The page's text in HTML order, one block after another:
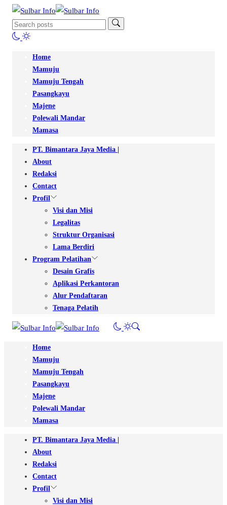
Home
Mamuju
Mamuju Tengah
Pasangkayu
Majene
Polewali Mandar
Mamasa
PT. Bimantara Jaya Media |
About
Redaksi
Contact
Profil
Visi dan Misi
Legalitas
Struktur Organisasi
Lama Berdiri
Program Pelatihan
Desain Grafis
Aplikasi Perkantoran
Alur Pendaftaran
Tenaga Pelatih
Home
Mamuju
Mamuju Tengah
Pasangkayu
Majene
Polewali Mandar
Mamasa
PT. Bimantara Jaya Media |
About
Redaksi
Contact
Profil
Visi dan Misi